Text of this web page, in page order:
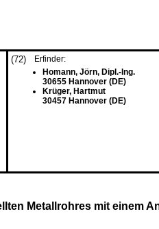
(72)
Erfinder:
Homann, Jörn, Dipl.-Ing.
30655 Hannover (DE)
Krüger, Hartmut
30457 Hannover (DE)
Metallrohres mit einem